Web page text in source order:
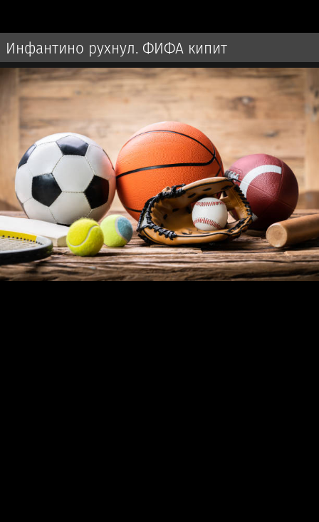
Инфантино рухнул. ФИФА кипит